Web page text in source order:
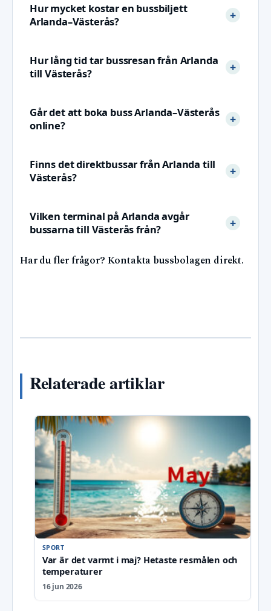
Hur mycket kostar en bussbiljett
Arlanda–Västerås?
Hur lång tid tar bussresan från Arlanda
till Västerås?
Går det att boka buss Arlanda–Västerås
online?
Finns det direktbussar från Arlanda till
Västerås?
Vilken terminal på Arlanda avgår
bussarna till Västerås från?
Har du fler frågor? Kontakta bussbolagen direkt.
Relaterade artiklar
SPORT
Var är det varmt i maj? Hetaste resmålen och
temperaturer
16 jun 2026